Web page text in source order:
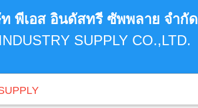
พีเอส อินดัสทรี ซัพพลาย จำกัด
SUPPLY CO.,LTD.